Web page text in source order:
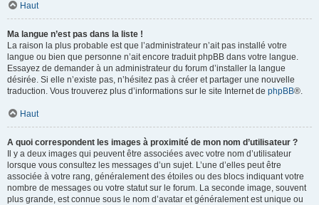
Haut
Ma langue n’est pas dans la liste !
La raison la plus probable est que l’administrateur n’ait pas installé votre
langue ou bien que personne n’ait encore traduit phpBB dans votre langue.
Essayez de demander à un administrateur du forum d’installer la langue
désirée. Si elle n’existe pas, n’hésitez pas à créer et partager une nouvelle
traduction. Vous trouverez plus d’informations sur le site Internet de phpBB®.
Haut
A quoi correspondent les images à proximité de mon nom d’utilisateur ?
Il y a deux images qui peuvent être associées avec votre nom d’utilisateur
lorsque vous consultez les messages d’un sujet. L’une d’elles peut être
associée à votre rang, généralement des étoiles ou des blocs indiquant votre
nombre de messages ou votre statut sur le forum. La seconde image, souvent
plus grande, est connue sous le nom d’avatar et généralement est unique ou